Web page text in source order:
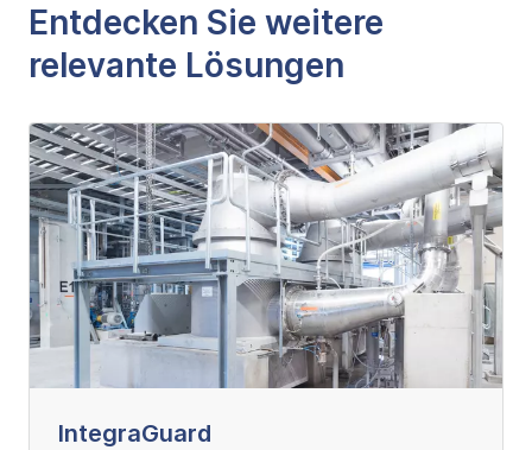
Entdecken Sie weitere
relevante Lösungen
IntegraGuard